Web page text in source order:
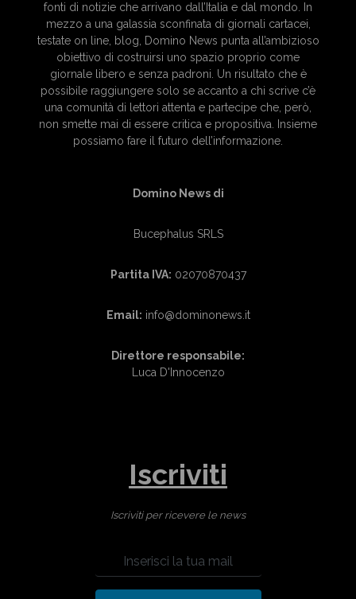
fonti di notizie che arrivano dall’Italia e dal mondo. In
mezzo a una galassia sconfinata di giornali cartacei,
testate on line, blog, Domino News punta all’ambizioso
obiettivo di costruirsi uno spazio proprio come
giornale libero e senza padroni. Un risultato che è
possibile raggiungere solo se accanto a chi scrive c’è
una comunità di lettori attenta e partecipe che, però,
non smette mai di essere critica e propositiva. Insieme
possiamo fare il futuro dell’informazione.
Domino News di
Bucephalus SRLS
Partita IVA: 02070870437
Email: info@dominonews.it
Direttore responsabile:
Luca D'Innocenzo
Iscriviti
Iscriviti per ricevere le news